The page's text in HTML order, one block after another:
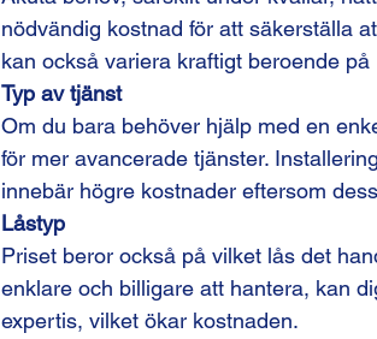
nödvändig kostnad för att säkerställa
kan också variera kraftigt beroende på
Typ av tjänst
Om du bara behöver hjälp med en
för mer avancerade tjänster.
innebär högre kostnader eftersom
Låstyp
Priset beror också på vilket lås det
enklare och billigare att hantera, kan
expertis, vilket ökar kostnaden.